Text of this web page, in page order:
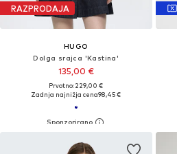
RAZPRODAJA
HUGO
Dolga srajca 'Kastina'
135,00 €
Prvotno: 229,00 €
Zadnja najnižja cena98,45 €